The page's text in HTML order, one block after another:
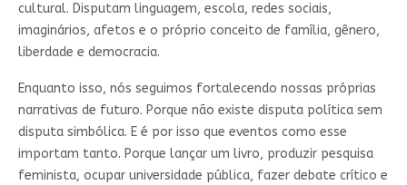
cultural. Disputam linguagem, escola, redes sociais,
imaginários, afetos e o próprio conceito de família, gênero,
liberdade e democracia.
Enquanto isso, nós seguimos fortalecendo nossas próprias
narrativas de futuro. Porque não existe disputa política sem
disputa simbólica. E é por isso que eventos como esse
importam tanto. Porque lançar um livro, produzir pesquisa
feminista, ocupar universidade pública, fazer debate crítico e